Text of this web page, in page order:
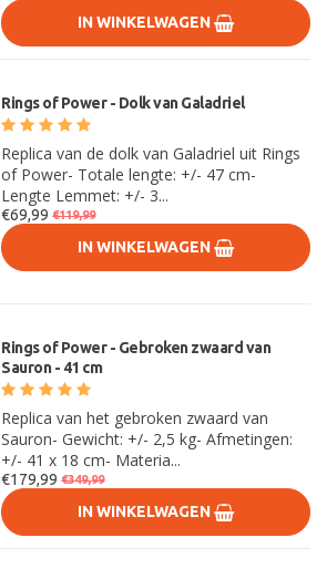
IN WINKELWAGEN
Rings of Power - Dolk van Galadriel
Replica van de dolk van Galadriel uit Rings
of Power- Totale lengte: +/- 47 cm-
Lengte Lemmet: +/- 3...
€69,99 €119,99
IN WINKELWAGEN
Rings of Power - Gebroken zwaard van
Sauron - 41 cm
Replica van het gebroken zwaard van
Sauron- Gewicht: +/- 2,5 kg- Afmetingen:
+/- 41 x 18 cm- Materia...
€179,99 €349,99
IN WINKELWAGEN